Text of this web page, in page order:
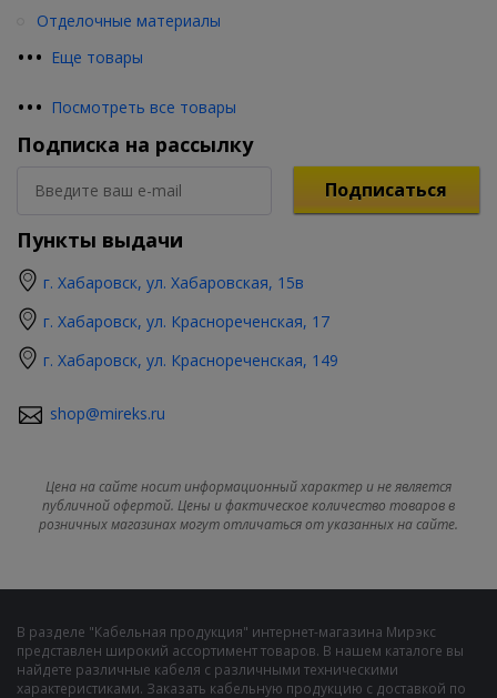
••• Еще товары
Отделочные материалы
••• Посмотреть все товары
Подписка на рассылку
Подписаться
Пункты выдачи
г. Хабаровск, ул. Хабаровская, 15в
г. Хабаровск, ул. Краснореченская, 17
г. Хабаровск, ул. Краснореченская, 149
shop@mireks.ru
Цена на сайте носит информационный характер и не является
публичной офертой. Цены и фактическое количество товаров в
розничных магазинах могут отличаться от указанных на сайте.
В разделе "Кабельная продукция" интернет-магазина Мирэкс
представлен широкий ассортимент товаров. В нашем каталоге вы
найдете различные кабеля с различными техническими
характеристиками. Заказать кабельную продукцию с доставкой по